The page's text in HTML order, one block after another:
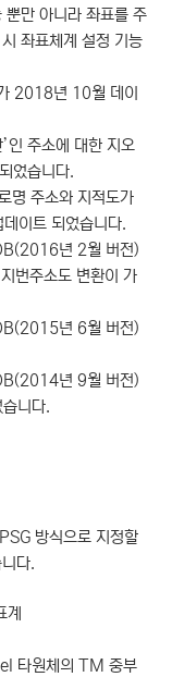
뿐만 아니라 좌표를 주
좌표체계 설정 기능
2018년 10월 데이
인 주소에 대한 지오
었습니다.
명 주소와 지적도가
이트 되었습니다.
년 2월 버전)
번주소도 변환이 가
년 6월 버전)
년 9월 버전)
니다.
방식으로 지정할
다.
타원체의 TM 중부